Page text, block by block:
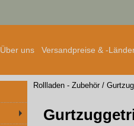
Über uns Versandpreise & -
Rollladen - Zubehör /